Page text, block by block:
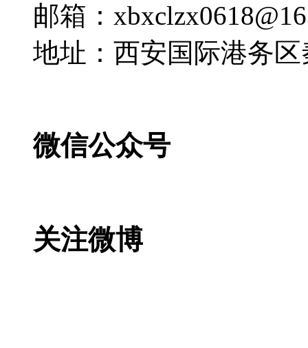
邮箱：
地址：西安国际港务
微信公众号
关注微博